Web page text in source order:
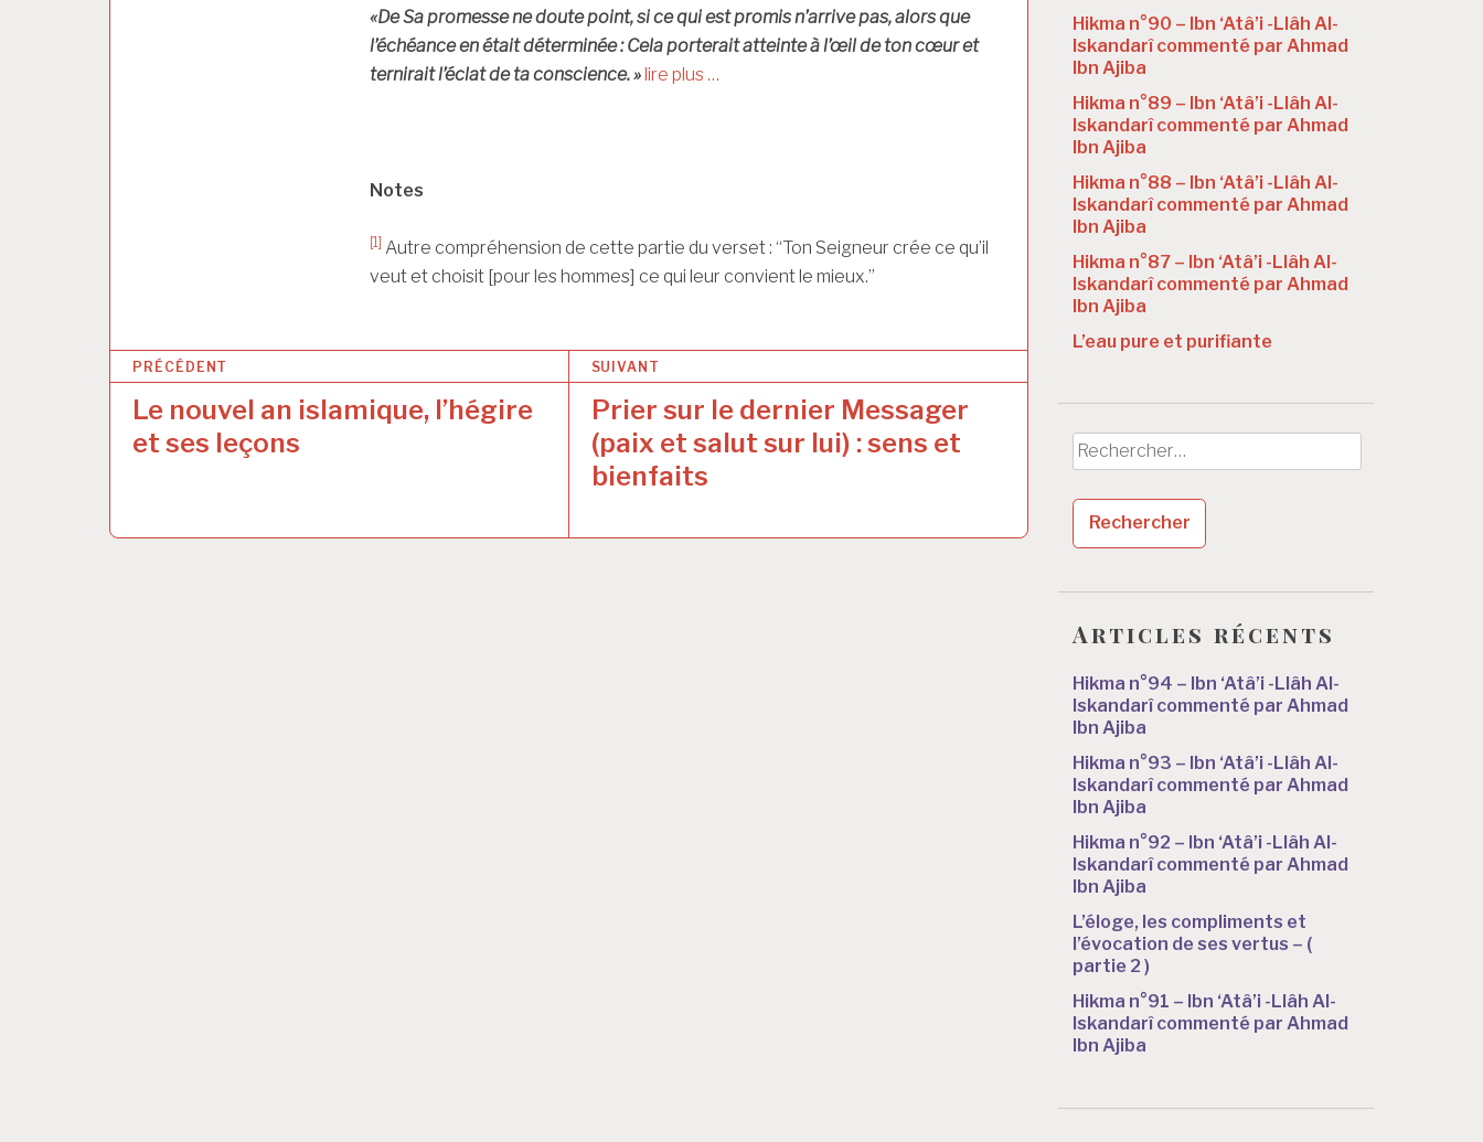
«De Sa promesse ne doute point, si ce qui est promis n’arrive pas, alors que
l’échéance en était déterminée : Cela porterait atteinte à l’œil de ton cœur et
ternirait l’éclat de ta conscience. »lire plus …
Notes
[1] Autre compréhension de cette partie du verset : “Ton Seigneur crée ce qu’il
veut et choisit [pour les hommes] ce qui leur convient le mieux.”
N
a
PRÉCÉDENT
Le nouvel an islamique, l’hégire
et ses leçons
SUIVANT
Prier sur le dernier Messager
(paix et salut sur lui) : sens et
bienfaits
Hikma n°90 – Ibn ‘Atâ’i -Llâh Al-
Iskandarî commenté par Ahmad
Ibn Ajiba
Hikma n°89 – Ibn ‘Atâ’i -Llâh Al-
Iskandarî commenté par Ahmad
Ibn Ajiba
Hikma n°88 – Ibn ‘Atâ’i -Llâh Al-
Iskandarî commenté par Ahmad
Ibn Ajiba
Hikma n°87 – Ibn ‘Atâ’i -Llâh Al-
Iskandarî commenté par Ahmad
Ibn Ajiba
L’eau pure et purifiante
Rechercher :
Articles récents
Hikma n°94 – Ibn ‘Atâ’i -Llâh Al-
Iskandarî commenté par Ahmad
Ibn Ajiba
Hikma n°93 – Ibn ‘Atâ’i -Llâh Al-
Iskandarî commenté par Ahmad
Ibn Ajiba
Hikma n°92 – Ibn ‘Atâ’i -Llâh Al-
Iskandarî commenté par Ahmad
Ibn Ajiba
L’éloge, les compliments et
l’évocation de ses vertus – (
partie 2 )
Hikma n°91 – Ibn ‘Atâ’i -Llâh Al-
Iskandarî commenté par Ahmad
Ibn Ajiba